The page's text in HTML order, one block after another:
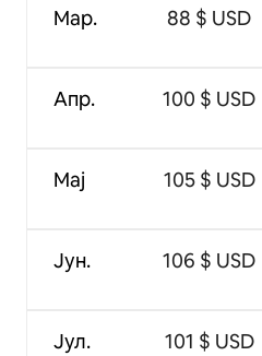
Мар.
Апр.
Мај
Јун.
Јул.
88 $ USD
100 $ USD
105 $ USD
106 $ USD
101 $ USD